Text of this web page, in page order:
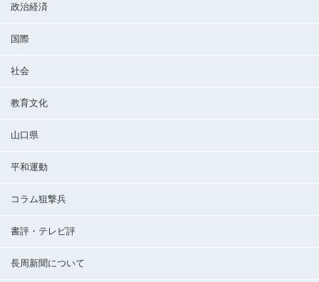
政治経済
国際
社会
教育文化
山口県
平和運動
コラム狙撃兵
書評・テレビ評
長周新聞について